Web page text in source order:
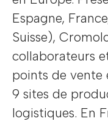
Espagne,
Suisse),
collaborateurs
points de vente
9 sites de
logistiques. En